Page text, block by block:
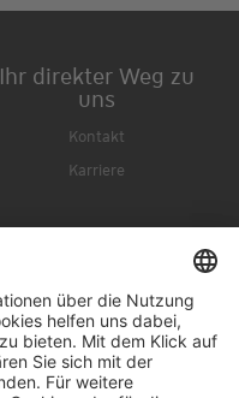
Ihr direkter Weg zu
uns
Kontakt
Karriere